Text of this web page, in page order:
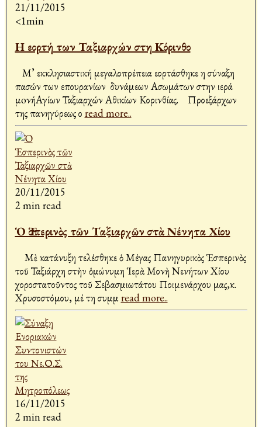
21/11/2015
<1min
Η εορτή των Ταξιαρχών στη Κόρινθο
Μ’ εκκλησιαστική μεγαλοπρέπεια εορτάσθηκε η σύναξη
πασών των επουρανίων δυνάμεων Ασωμάτων στην ιερά
μoνήΑγίων Ταξιαρχών Αθικίων Κορινθίας. Προεξάρχων
της πανηγύρεως ο read more..
20/11/2015
2 min read
Ὁ Ἑσπερινὸς τῶν Ταξιαρχῶν στὰ Νένητα Χίου
Μὲ κατάνυξη τελέσθηκε ὁ Μέγας Πανηγυρικὸς Ἑσπερινὸς
τοῦ Ταξιάρχη στὴν ὁμώνυμη Ἱερὰ Μονὴ Νενήτων Χίου
χοροστατοῦντος τοῦ Σεβασμιωτάτου Ποιμενάρχου μας,κ.
Χρυσοστόμου, μέ τη συμμ read more..
16/11/2015
2 min read